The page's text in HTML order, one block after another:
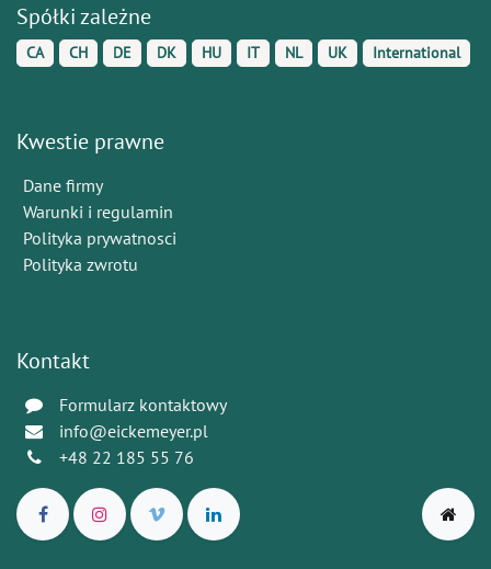
Spółki zależne
CA CH DE DK HU IT NL UK International
Kwestie prawne
Dane firmy
Warunki i regulamin
Polityka prywatnosci
Polityka zwrotu
Kontakt
Formularz kontaktowy
info@eickemeyer.pl
+48 22 185 55 76